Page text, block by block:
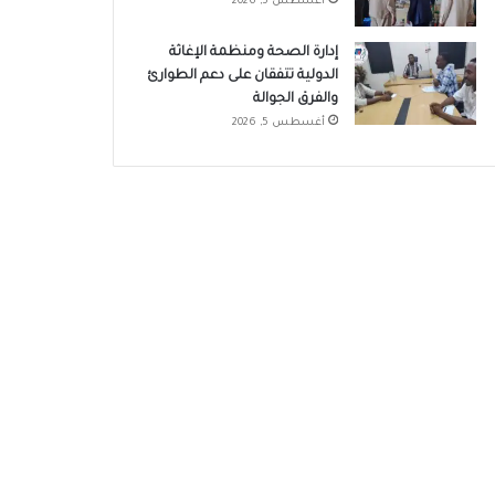
إدارة الصحة ومنظمة الإغاثة
الدولية تتفقان على دعم الطوارئ
والفرق الجوالة
أغسطس 5, 2026